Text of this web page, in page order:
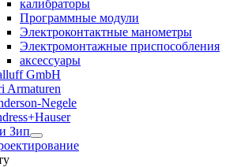
калибраторы
Программные модули
Электроконтактные манометры
Электромонтажные приспособления
аксессуары
GmbH
Armaturen
Negele
Зип